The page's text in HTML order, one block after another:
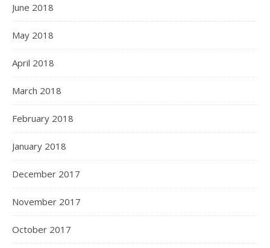
June 2018
May 2018
April 2018
March 2018
February 2018
January 2018
December 2017
November 2017
October 2017